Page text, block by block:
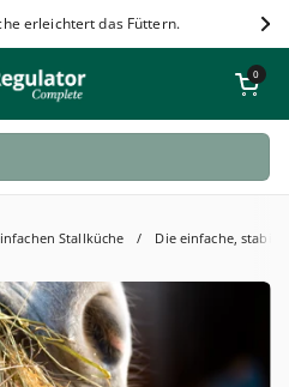
erleichtert das Füttern.
Warenkorb
0
Stallküche / Die einfache,